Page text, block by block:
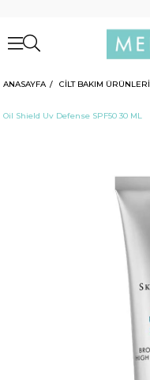
ANASAYFA CİLT BAKIM ÜRÜNLERİ
Oil Shield Uv Defense SPF50 30 ML